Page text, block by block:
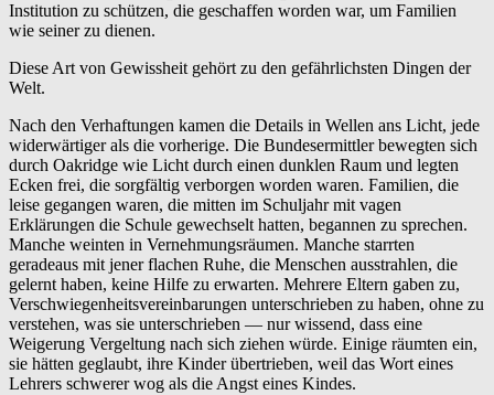
Institution zu schützen, die geschaffen worden war, um Familien
wie seiner zu dienen.
Diese Art von Gewissheit gehört zu den gefährlichsten Dingen der
Welt.
Nach den Verhaftungen kamen die Details in Wellen ans Licht, jede
widerwärtiger als die vorherige. Die Bundesermittler bewegten sich
durch Oakridge wie Licht durch einen dunklen Raum und legten
Ecken frei, die sorgfältig verborgen worden waren. Familien, die
leise gegangen waren, die mitten im Schuljahr mit vagen
Erklärungen die Schule gewechselt hatten, begannen zu sprechen.
Manche weinten in Vernehmungsräumen. Manche starrten
geradeaus mit jener flachen Ruhe, die Menschen ausstrahlen, die
gelernt haben, keine Hilfe zu erwarten. Mehrere Eltern gaben zu,
Verschwiegenheitsvereinbarungen unterschrieben zu haben, ohne zu
verstehen, was sie unterschrieben — nur wissend, dass eine
Weigerung Vergeltung nach sich ziehen würde. Einige räumten ein,
sie hätten geglaubt, ihre Kinder übertrieben, weil das Wort eines
Lehrers schwerer wog als die Angst eines Kindes.